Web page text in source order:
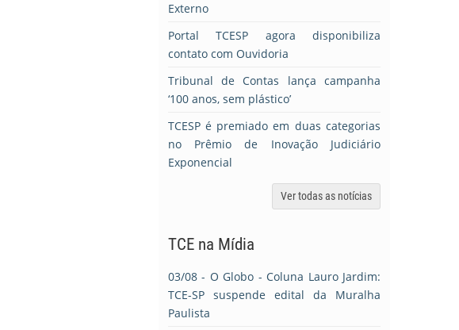
Externo
Portal TCESP agora disponibiliza
contato com Ouvidoria
Tribunal de Contas lança campanha
‘100 anos, sem plástico’
TCESP é premiado em duas categorias
no Prêmio de Inovação Judiciário
Exponencial
Ver todas as notícias
TCE na Mídia
03/08- O Globo - Coluna Lauro Jardim:
TCE-SP suspende edital da Muralha
Paulista